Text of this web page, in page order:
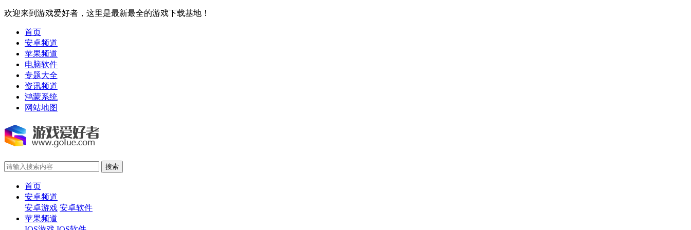
欢迎来到游戏爱好者，这里是最新最全的游戏下载基地！
首页
安卓频道
苹果频道
电脑软件
专题大全
资讯频道
鸿蒙系统
网站地图
首页
安卓频道
安卓游戏 安卓软件
苹果频道